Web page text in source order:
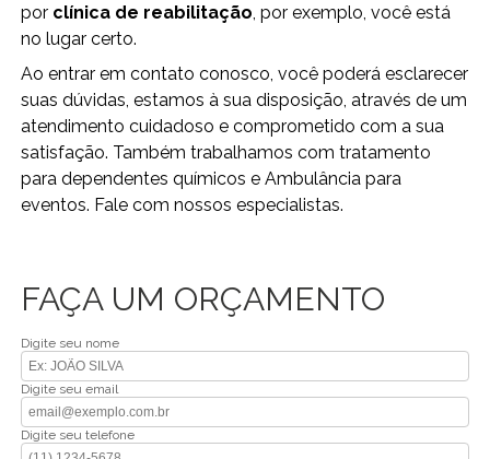
por clínica de reabilitação , por exemplo, você está
no lugar certo.
Ao entrar em contato conosco, você poderá esclarecer
suas dúvidas, estamos à sua disposição, através de um
atendimento cuidadoso e comprometido com a sua
satisfação. Também trabalhamos com tratamento
para dependentes químicos e Ambulância para
eventos. Fale com nossos especialistas.
FAÇA UM ORÇAMENTO
Digite seu nome
Digite seu email
Digite seu telefone